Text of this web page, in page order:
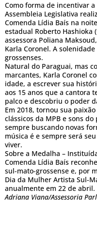
Como forma de incentivar
Assembleia Legislativa
Comenda Lídia Baís na
estadual Roberto Hashioka
assessora Poliana
Karla Coronel. A
grossenses.
Natural do Paraguai, mas
marcantes, Karla Coronel
idade, a escrever sua
aos 15 anos que a cantora
palco e descobriu o poder
Em 2018, tornou sua
clássicos da MPB e sons
sempre buscando novas
música é e sempre será
viver.
Sobre a Medalha –
Comenda Lídia Baís
sul-mato-grossense e, por
Dia da Mulher Artista Sul-
anualmente em 22 de abril.
Adriana Viana/Assessoria